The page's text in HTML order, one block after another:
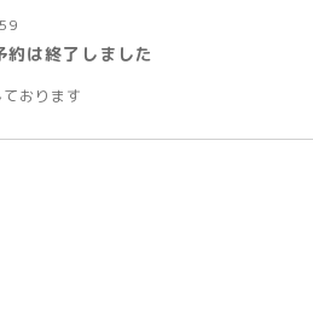
は終了しました
おります